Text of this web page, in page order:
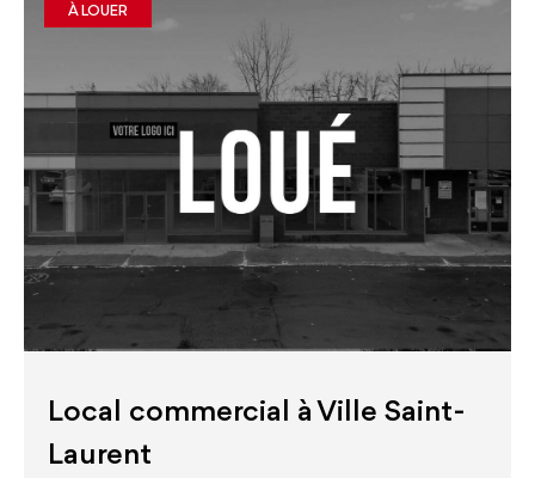
À LOUER
Local commercial à Ville Saint-
Laurent